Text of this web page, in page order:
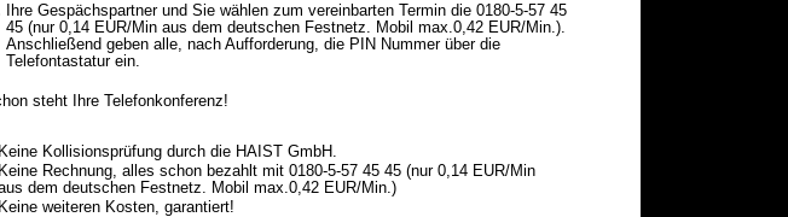
Ihre Gespächspartner und Sie wählen zum vereinbarten Termin die 0180-5-57 45
45 (nur 0,14 EUR/Min aus dem deutschen Festnetz. Mobil max.0,42 EUR/Min.).
Anschließend geben alle, nach Aufforderung, die PIN Nummer über die
Telefontastatur ein.
steht Ihre Telefonkonferenz!
Keine Kollisionsprüfung durch die HAIST GmbH.
Keine Rechnung, alles schon bezahlt mit 0180-5-57 45 45 (nur 0,14 EUR/Min
dem deutschen Festnetz. Mobil max.0,42 EUR/Min.)
Keine weiteren Kosten, garantiert!